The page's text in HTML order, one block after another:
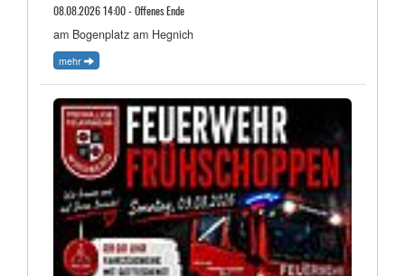
08.08.2026 14:00 - Offenes Ende
am Bogenplatz am Hegnich
mehr